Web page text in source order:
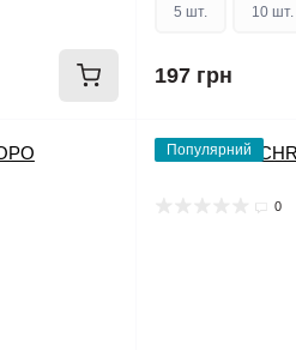
5 шт. 10 шт.
197 грн
Популярний
0